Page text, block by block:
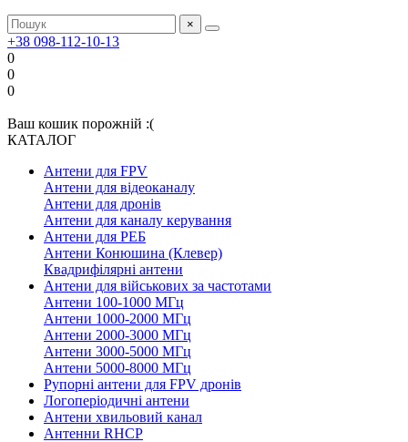
×
+38 098-112-10-13
0
0
0
Ваш кошик порожній :(
КАТАЛОГ
Антени для FPV
Антени для відеоканалу
Антени для дронів
Антени для каналу керування
Антени для РЕБ
Антени Конюшина (Клевер)
Квадрифілярні антени
Антени для військових за частотами
Антени 100-1000 МГц
Антени 1000-2000 МГц
Антени 2000-3000 МГц
Антени 3000-5000 МГц
Антени 5000-8000 МГц
Рупорні антени для FPV дронів
Логоперіодичні антени
Антени хвильовий канал
Антенни RHCP